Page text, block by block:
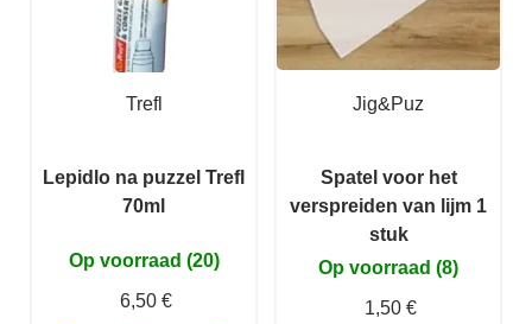
Trefl
Lepidlo na puzzel Trefl
70ml
Op voorraad (20)
6,50 €
Jig&Puz
Spatel voor het
verspreiden van lijm 1
stuk
Op voorraad (8)
1,50 €